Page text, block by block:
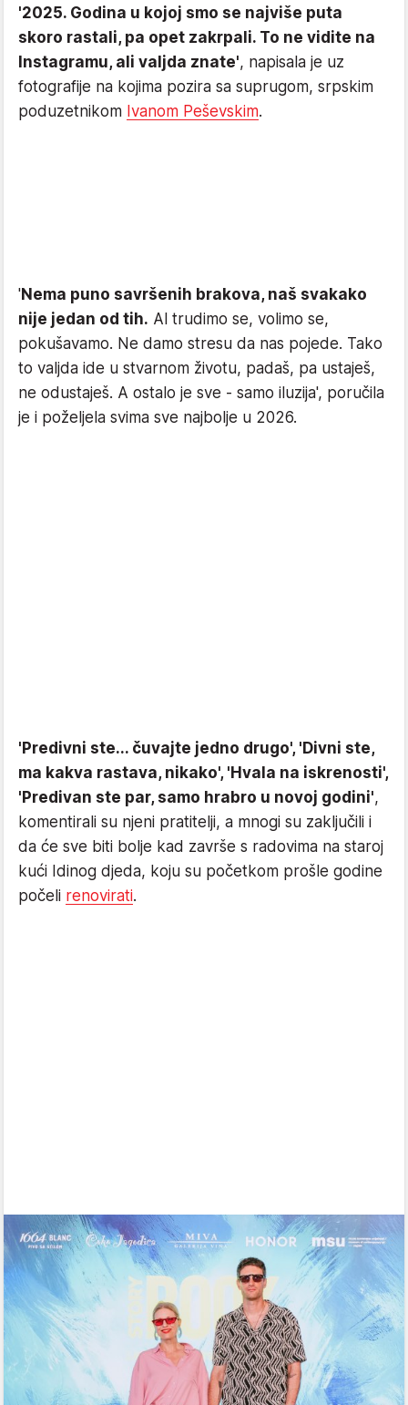
'2025. Godina u kojoj smo se najviše puta
skoro rastali, pa opet zakrpali. To ne vidite na
Instagramu, ali valjda znate', napisala je uz
fotografije na kojima pozira sa suprugom, srpskim
poduzetnikom Ivanom Peševskim.
'Nema puno savršenih brakova, naš svakako
nije jedan od tih. Al trudimo se, volimo se,
pokušavamo. Ne damo stresu da nas pojede. Tako
to valjda ide u stvarnom životu, padaš, pa ustaješ,
ne odustaješ. A ostalo je sve - samo iluzija', poručila
je i poželjela svima sve najbolje u 2026.
'Predivni ste... čuvajte jedno drugo', 'Divni ste,
ma kakva rastava, nikako', 'Hvala na iskrenosti',
'Predivan ste par, samo hrabro u novoj godini',
komentirali su njeni pratitelji, a mnogi su zaključili i
da će sve biti bolje kad završe s radovima na staroj
kući Idinog djeda, koju su početkom prošle godine
počeli renovirati.